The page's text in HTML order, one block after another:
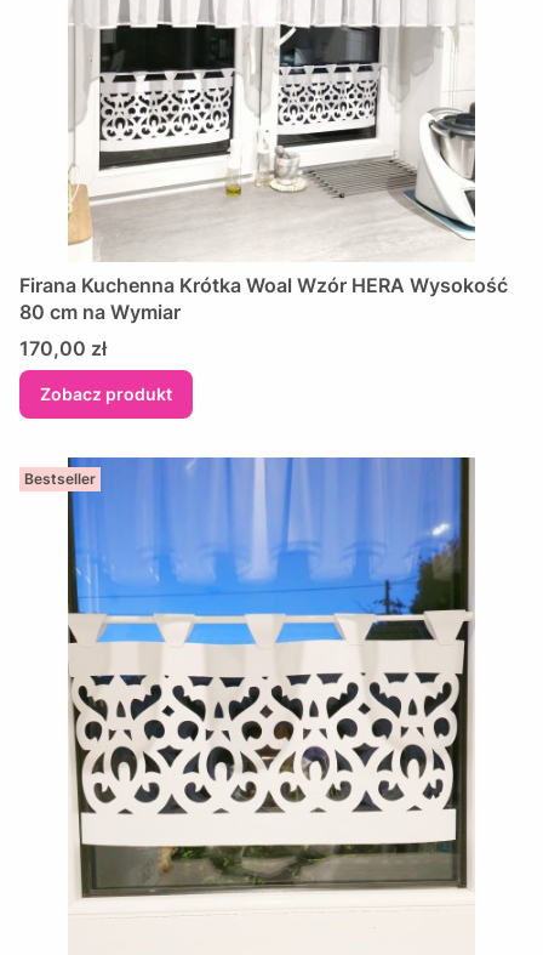
Firana Kuchenna Krótka Woal Wzór HERA Wysokość
80 cm na Wymiar
Cena
170,00 zł
Zobacz produkt
Bestseller